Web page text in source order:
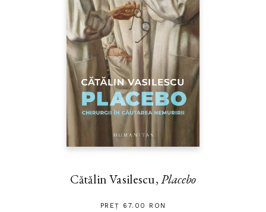
Cătălin Vasilescu,Placebo
PREȚ 67.00 RON